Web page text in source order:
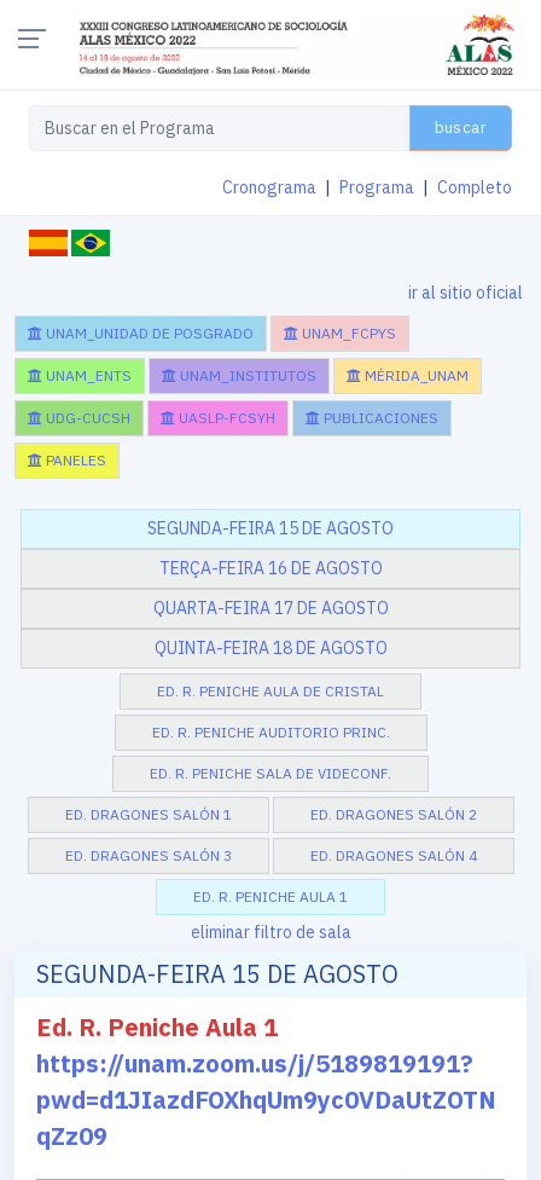
buscar
Cronograma Programa Completo
ir al sitio oficial
UNAM_UNIDAD DE POSGRADO UNAM_FCPYS
UNAM_ENTS UNAM_INSTITUTOS MÉRIDA_UNAM
UDG-CUCSH UASLP-FCSYH PUBLICACIONES
PANELES
SEGUNDA-FEIRA 15 DE AGOSTO
TERÇA-FEIRA 16 DE AGOSTO
QUARTA-FEIRA 17 DE AGOSTO
QUINTA-FEIRA 18 DE AGOSTO
ED. R. PENICHE AULA DE CRISTAL
ED. R. PENICHE AUDITORIO PRINC.
ED. R. PENICHE SALA DE VIDECONF.
ED. DRAGONES SALÓN 1 ED. DRAGONES SALÓN 2
ED. DRAGONES SALÓN 3 ED. DRAGONES SALÓN 4
ED. R. PENICHE AULA 1
eliminar filtro de sala
SEGUNDA-FEIRA 15 DE AGOSTO
Ed. R. Peniche Aula 1
https://unam.zoom.us/j/5189819191?
pwd=d1JIazdFOXhqUm9yc0VDaUtZOTN
qZz09